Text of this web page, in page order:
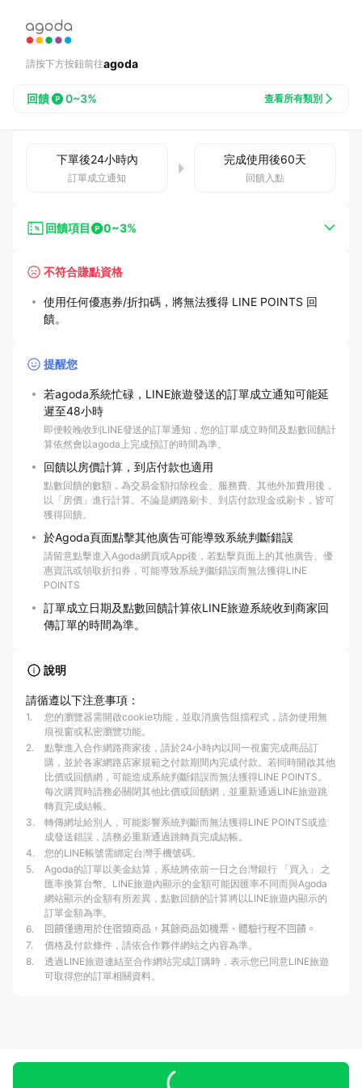
請按下方按鈕前往agoda
回饋 0~3% 查看所有類別
下單後24小時內
訂單成立通知
完成使用後60天
回饋入點
回饋項目 0~3%
不符合賺點資格
使用任何優惠券/折扣碼，將無法獲得 LINE POINTS 回
饋。
提醒您
若agoda系統忙碌，LINE旅遊發送的訂單成立通知可能延
遲至48小時
即便較晚收到LINE發送的訂單通知，您的訂單成立時間及點數回饋計
算依然會以agoda上完成預訂的時間為準。
回饋以房價計算，到店付款也適用
點數回饋的數額，為交易金額扣除稅金、服務費、其他外加費用後，
以「房價」進行計算。不論是網路刷卡、到店付款現金或刷卡，皆可
獲得回饋。
於Agoda頁面點擊其他廣告可能導致系統判斷錯誤
請留意點擊進入Agoda網頁或App後，若點擊頁面上的其他廣告、優
惠資訊或領取折扣券，可能導致系統判斷錯誤而無法獲得LINE
POINTS
訂單成立日期及點數回饋計算依LINE旅遊系統收到商家回
傳訂單的時間為準。
說明
請循遵以下注意事項：
1.
您的瀏覽器需開啟cookie功能，並取消廣告阻擋程式，請勿使用無
痕視窗或私密瀏覽功能。
2.
點擊進入合作網路商家後，請於24小時內以同一視窗完成商品訂
購，並於各家網路店家規範之付款期間內完成付款。若同時開啟其他
比價或回饋網，可能造成系統判斷錯誤而無法獲得LINE POINTS。
每次購買時請務必關閉其他比價或回饋網，並重新通過LINE旅遊跳
轉頁完成結帳。
3.
轉傳網址給別人，可能影響系統判斷而無法獲得LINE POINTS或造
成發送錯誤，請務必重新通過跳轉頁完成結帳。
4.
您的LINE帳號需綁定台灣手機號碼。
5.
Agoda的訂單以美金結算，系統將依前一日之台灣銀行 「買入」 之
匯率換算台幣。LINE旅遊內顯示的金額可能因匯率不同而與Agoda
網站顯示的金額有所差異，點數回饋的計算將以LINE旅遊內顯示的
訂單金額為準。
6. 回饋僅適用於住宿類商品，其餘商品如機票、體驗行程不回饋。
7.
價格及付款條件，請依合作夥伴網站之內容為準。
8.
透過LINE旅遊連結至合作網站完成訂購時，表示您已同意LINE旅遊
可取得您的訂單相關資料。